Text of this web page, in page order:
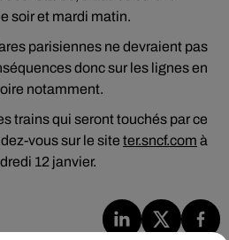
soir et mardi matin.
parisiennes ne devraient pas
donc sur les lignes en
notamment.
trains qui seront touchés par ce
vous sur le site ter.sncf.com à
12 janvier.